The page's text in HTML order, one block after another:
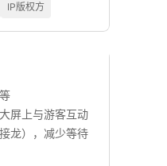
IP版权方
屏上与游客互动
龙），减少等待